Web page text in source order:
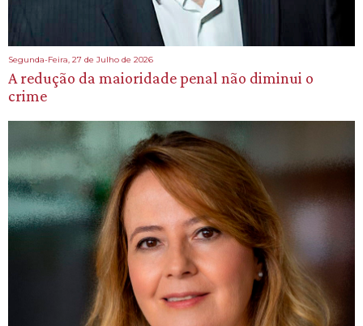
Segunda-Feira, 27 de Julho de 2026
A redução da maioridade penal não diminui o
crime